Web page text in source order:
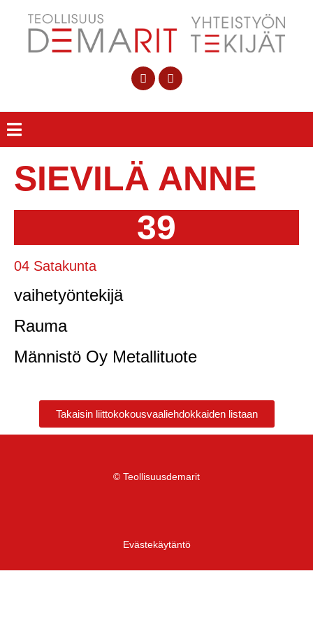
SIEVILÄ ANNE
39
04 Satakunta
vaihetyöntekijä
Rauma
Männistö Oy Metallituote
Takaisin liittokokousvaaliehdokkaiden listaan
© Teollisuusdemarit
Evästekäytäntö